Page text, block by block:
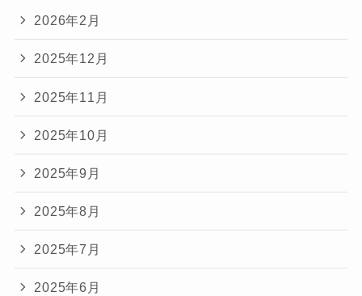
2026年2月
2025年12月
2025年11月
2025年10月
2025年9月
2025年8月
2025年7月
2025年6月